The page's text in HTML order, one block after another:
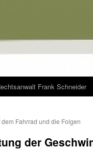
Frank Schneider
Fahrrad und die Folgen
der